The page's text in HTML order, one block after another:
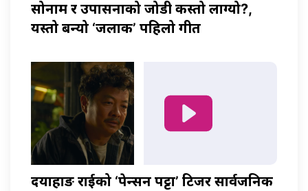
सोनाम र उपासनाको जोडी कस्तो लाग्यो?,
यस्तो बन्यो ‘जलाकी’ पहिलो गीत
दयाहाङ राईको ‘पेन्सन पट्टा’ टिजर सार्वजनिक